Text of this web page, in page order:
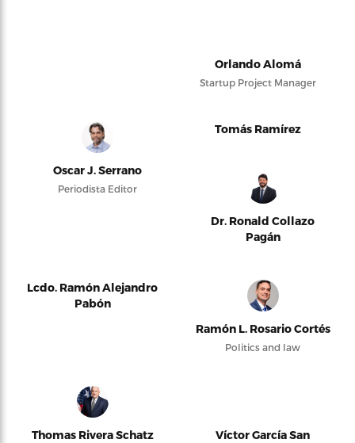
Orlando Alomá
Startup Project Manager
Oscar J. Serrano
Periodista Editor
Tomás Ramírez
Dr. Ronald Collazo
Pagán
Lcdo. Ramón Alejandro
Pabón
Ramón L. Rosario Cortés
Politics and law
Thomas Rivera Schatz
Víctor García San